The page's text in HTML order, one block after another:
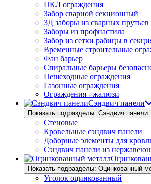
ПКЛ ограждения
Забор сварной секционный
3Д заборы из сварных прутьев
Заборы из профнастила
Забор из сетки рабицы в
Временные строительные
Фан барьер
Спиральные барьеры
Пешеходные ограждения
Газонные ограждения
Ограждения - жалюзи
Сэндвич панели
Показать подразделы: Сэндвич панели
Стеновые
Кровельные сэндвич панели
Доборные элементы для
Сэндвич панели из
Показать подразделы: Оцинкованный
Уголок оцинкованный